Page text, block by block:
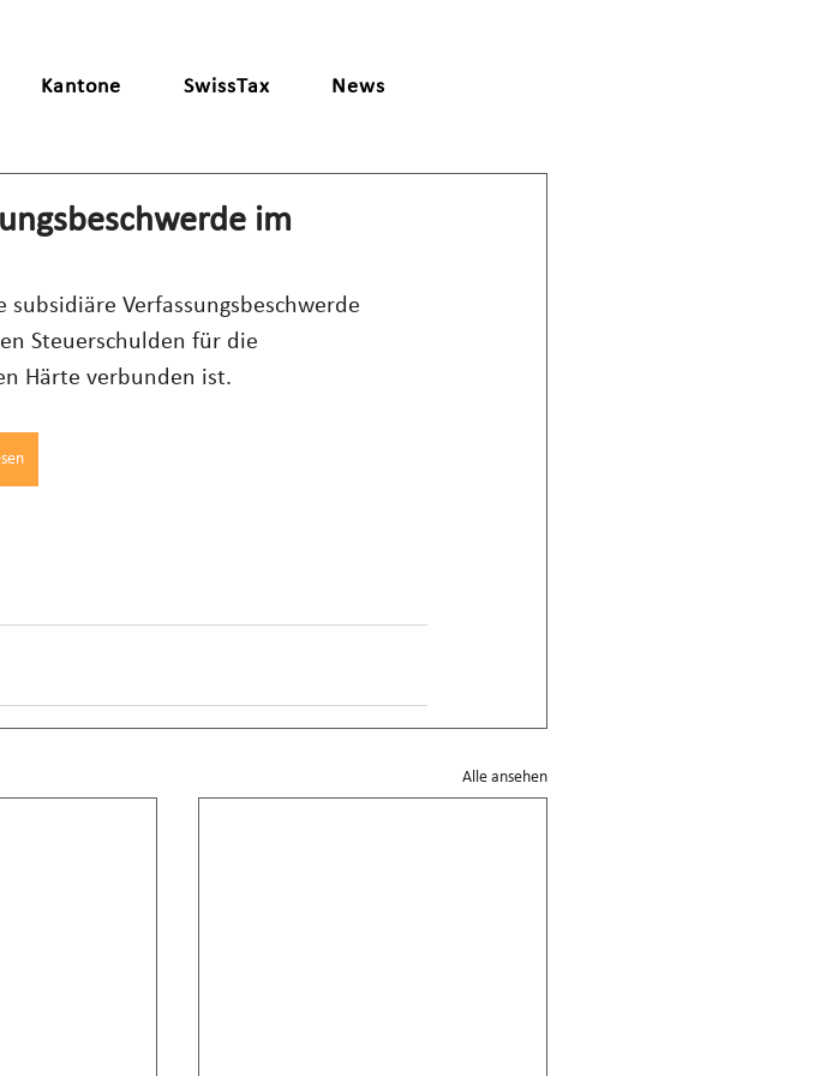
Kantone SwissTax News
im
Verfassungsbeschwerde
Steuerschulden für die
Härte verbunden ist.
Alle ansehen